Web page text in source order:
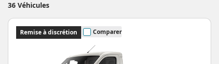
36 Véhicules
Remise à discrétion Comparer